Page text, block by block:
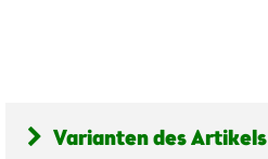
Varianten des Artikels